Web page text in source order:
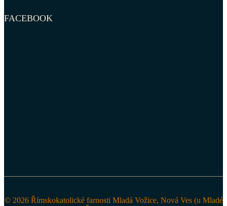
FACEBOOK
© 2026 Římskokatolické farnosti Mladá Vožice, Nová Ves (u Mladé